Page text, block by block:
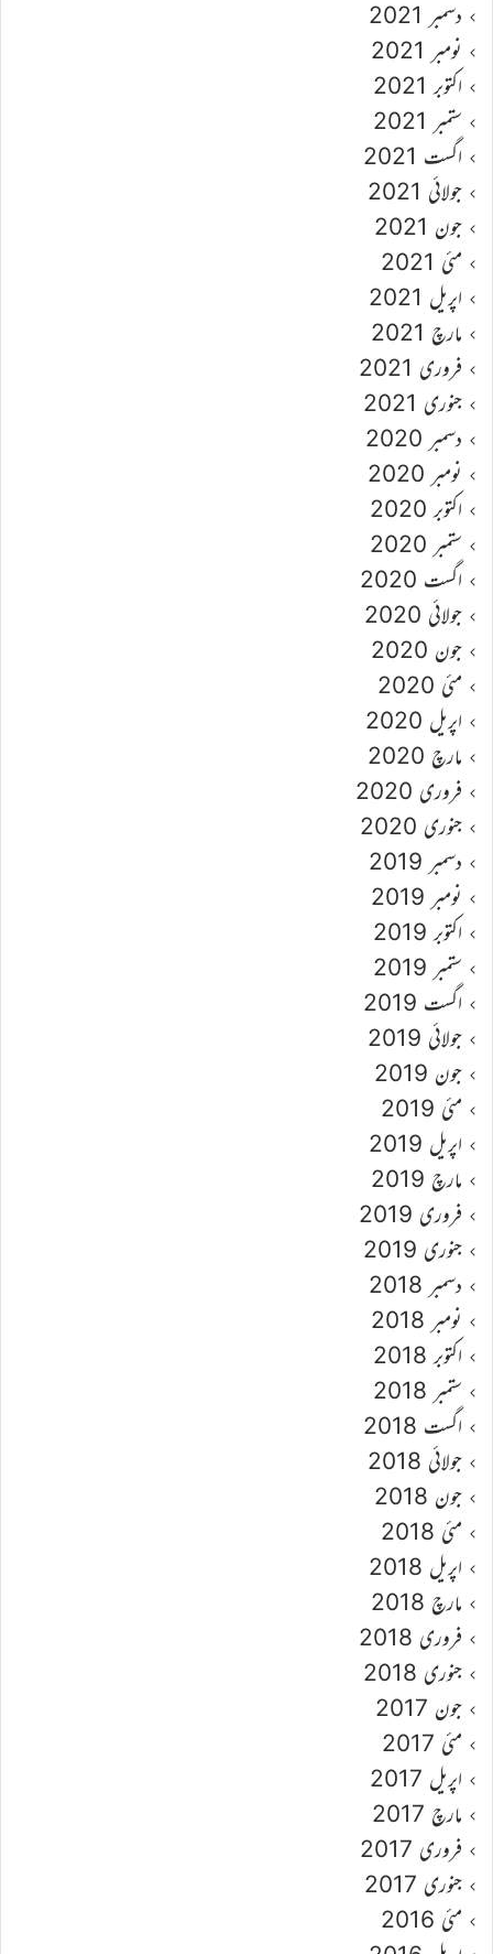
دسمبر 2021
نومبر 2021
اکتوبر 2021
ستمبر 2021
اگست 2021
جولائی 2021
جون 2021
مئی 2021
اپریل 2021
مارچ 2021
فروری 2021
جنوری 2021
دسمبر 2020
نومبر 2020
اکتوبر 2020
ستمبر 2020
اگست 2020
جولائی 2020
جون 2020
مئی 2020
اپریل 2020
مارچ 2020
فروری 2020
جنوری 2020
دسمبر 2019
نومبر 2019
اکتوبر 2019
ستمبر 2019
اگست 2019
جولائی 2019
جون 2019
مئی 2019
اپریل 2019
مارچ 2019
فروری 2019
جنوری 2019
دسمبر 2018
نومبر 2018
اکتوبر 2018
ستمبر 2018
اگست 2018
جولائی 2018
جون 2018
مئی 2018
اپریل 2018
مارچ 2018
فروری 2018
جنوری 2018
جون 2017
مئی 2017
اپریل 2017
مارچ 2017
فروری 2017
جنوری 2017
مئی 2016